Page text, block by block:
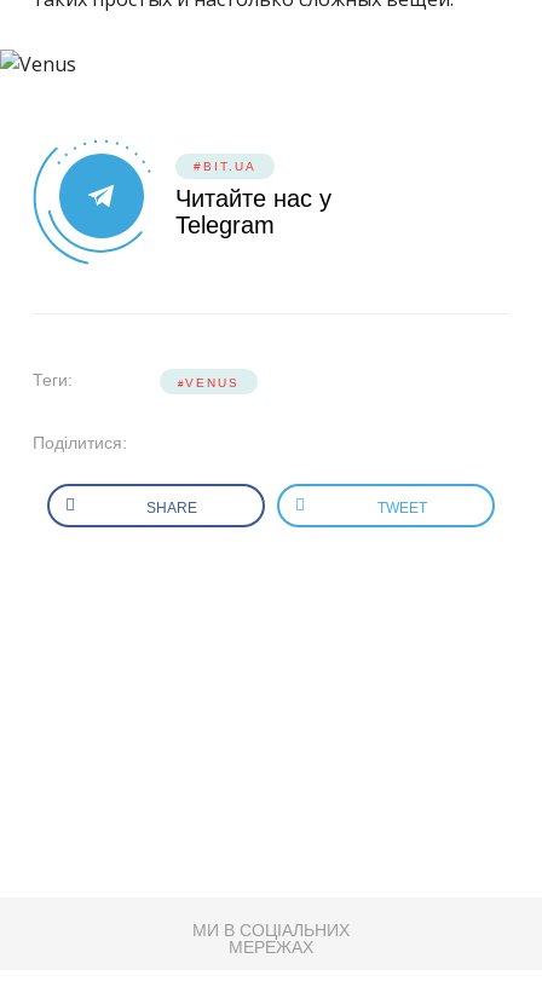
#BIT.UA
Читайте нас у
Telegram
Теги: VENUS
Поділитися:
SHARE TWEET
МИ В СОЦІАЛЬНИХ
МЕРЕЖАХ